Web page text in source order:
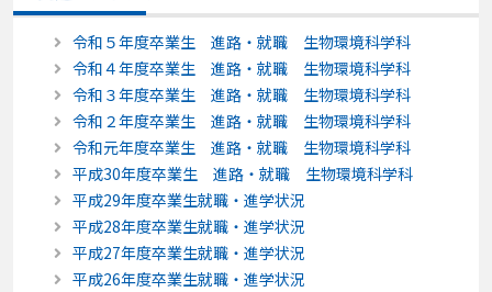
令和５年度卒業生 進路・就職 生物環境科学科
令和４年度卒業生 進路・就職 生物環境科学科
令和３年度卒業生 進路・就職 生物環境科学科
令和２年度卒業生 進路・就職 生物環境科学科
令和元年度卒業生 進路・就職 生物環境科学科
平成30年度卒業生 進路・就職 生物環境科学科
平成29年度卒業生就職・進学状況
平成28年度卒業生就職・進学状況
平成27年度卒業生就職・進学状況
平成26年度卒業生就職・進学状況